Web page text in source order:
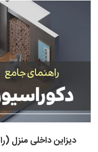
آموزش مجازی طراحی
آموزش مجازی گرافیک
آموزش مجازی طراحی
نقاشی پاستل
نقاشی رنگ روغن
نقاشی آبرنگ
نقاشی کودک و نوجوان
طراحی سیاه قلم
نقاش مداد رنگی
خوشنویسی نستعلیق
خوشنویسی با خودکار
خط نقاشی
دیزاین داخلی منزل